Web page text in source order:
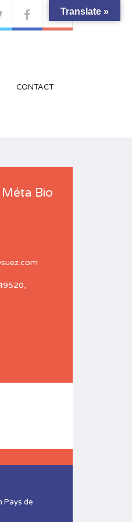
CONTACT
Bio
Pays de
Translate »